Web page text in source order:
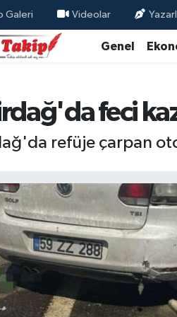
Galeri Videolar
Genel
feci
refüje çarpan